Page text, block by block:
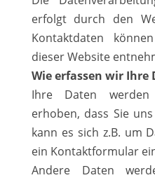
erfolgt durch den
Kontaktdaten
dieser Website
Wie erfassen wir Ihre
Ihre Daten
erhoben, dass Sie
kann es sich z.B. um
ein Kontaktformular
Andere Daten